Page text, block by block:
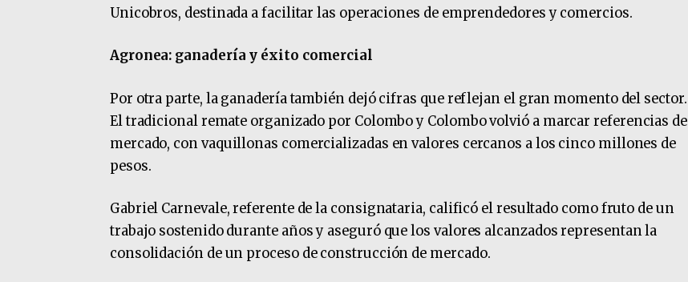
Unicobros, destinada a facilitar las operaciones de emprendedores y comercios.
Agronea: ganadería y éxito comercial
Por otra parte, la ganadería también dejó cifras que reflejan el gran momento del sector.
El tradicional remate organizado por Colombo y Colombo volvió a marcar referencias de
mercado, con vaquillonas comercializadas en valores cercanos a los cinco millones de
pesos.
Gabriel Carnevale, referente de la consignataria, calificó el resultado como fruto de un
trabajo sostenido durante años y aseguró que los valores alcanzados representan la
consolidación de un proceso de construcción de mercado.